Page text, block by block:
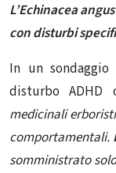
L’Echinacea
con disturbi
In un
disturbo ADHD
medicinali
comportamentali.
somministrato